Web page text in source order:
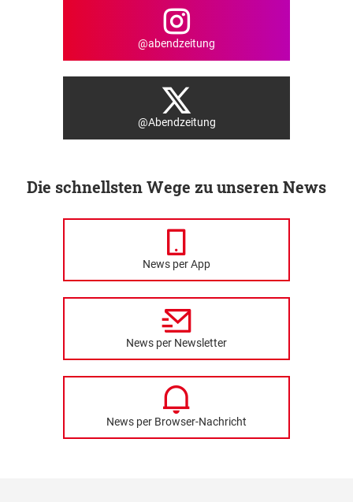
@abendzeitung
@Abendzeitung
Die schnellsten Wege zu unseren News
News per App
News per Newsletter
News per Browser-Nachricht